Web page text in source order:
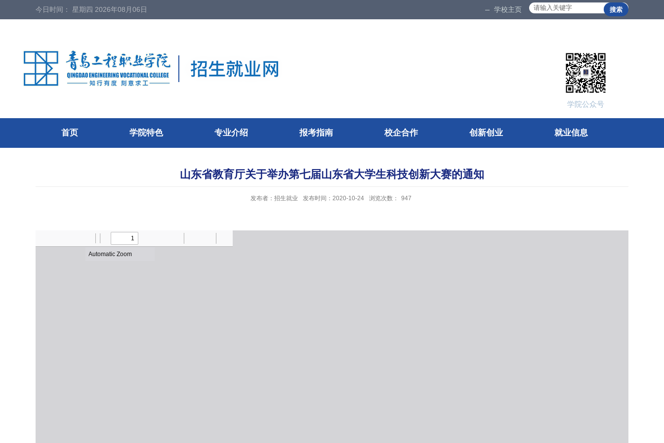
今日时间： 星期四 2026年08月06日 学校主页
学院公众号
首页 学院特色 专业介绍 报考指南 校企合作 创新创业 就业信息
山东省教育厅关于举办第七届山东省大学生科技创新大赛的通知
发布者：招生就业 发布时间：2020-10-24 浏览次数： 947